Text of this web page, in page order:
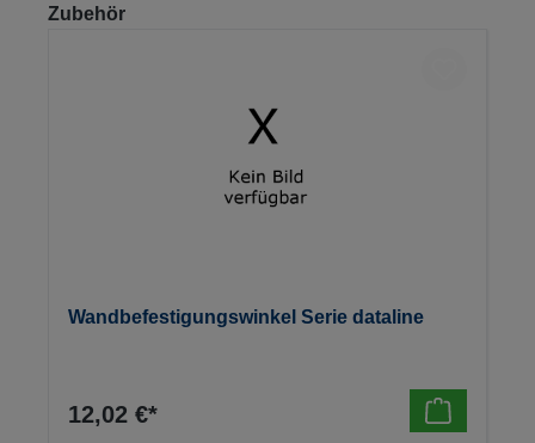
Produktgalerie überspringen
Zubehör
Wandbefestigungswinkel Serie dataline
12,02 €*